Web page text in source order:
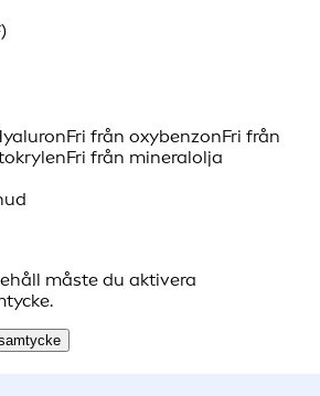
Fri från oxybenzonFri från
Fri från mineralolja
måste du aktivera